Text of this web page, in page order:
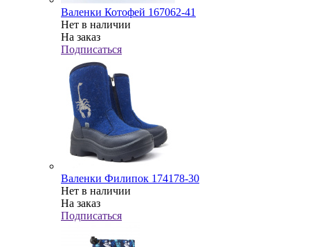
Валенки Котофей 167062-41
Нет в наличии
На заказ
Подписаться
Валенки Филипок 174178-30
Нет в наличии
На заказ
Подписаться